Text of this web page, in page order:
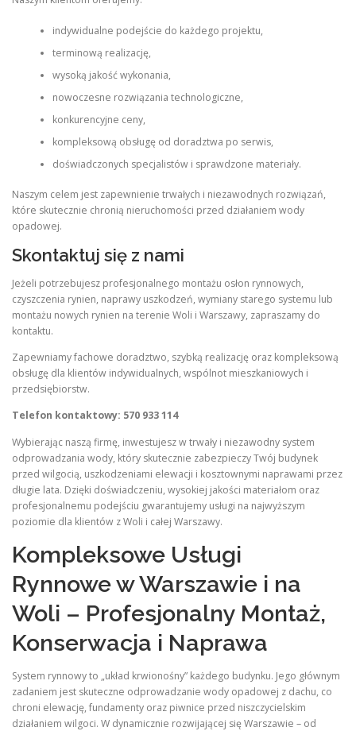
indywidualne podejście do każdego projektu,
terminową realizację,
wysoką jakość wykonania,
nowoczesne rozwiązania technologiczne,
konkurencyjne ceny,
kompleksową obsługę od doradztwa po serwis,
doświadczonych specjalistów i sprawdzone materiały.
Naszym celem jest zapewnienie trwałych i niezawodnych rozwiązań,
które skutecznie chronią nieruchomości przed działaniem wody
opadowej.
Skontaktuj się z nami
Jeżeli potrzebujesz profesjonalnego montażu osłon rynnowych,
czyszczenia rynien, naprawy uszkodzeń, wymiany starego systemu lub
montażu nowych rynien na terenie Woli i Warszawy, zapraszamy do
kontaktu.
Zapewniamy fachowe doradztwo, szybką realizację oraz kompleksową
obsługę dla klientów indywidualnych, wspólnot mieszkaniowych i
przedsiębiorstw.
Telefon kontaktowy: 570 933 114
Wybierając naszą firmę, inwestujesz w trwały i niezawodny system
odprowadzania wody, który skutecznie zabezpieczy Twój budynek
przed wilgocią, uszkodzeniami elewacji i kosztownymi naprawami przez
długie lata. Dzięki doświadczeniu, wysokiej jakości materiałom oraz
profesjonalnemu podejściu gwarantujemy usługi na najwyższym
poziomie dla klientów z Woli i całej Warszawy.
Kompleksowe Usługi
Rynnowe w Warszawie i na
Woli – Profesjonalny Montaż,
Konserwacja i Naprawa
System rynnowy to „układ krwionośny” każdego budynku. Jego głównym
zadaniem jest skuteczne odprowadzanie wody opadowej z dachu, co
chroni elewację, fundamenty oraz piwnice przed niszczycielskim
działaniem wilgoci. W dynamicznie rozwijającej się Warszawie – od